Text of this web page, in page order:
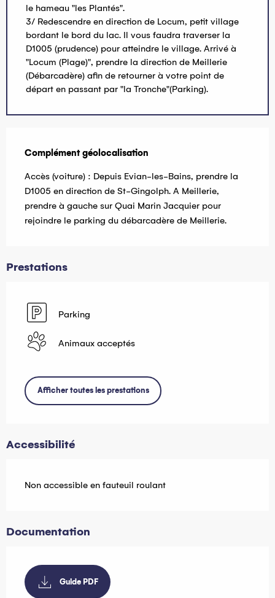
le hameau "les Plantés".
3/ Redescendre en direction de Locum, petit village
bordant le bord du lac. Il vous faudra traverser la
D1005 (prudence) pour atteindre le village. Arrivé à
"Locum (Plage)", prendre la direction de Meillerie
(Débarcadère) afin de retourner à votre point de
départ en passant par "la Tronche"(Parking).
Complément géolocalisation
Complément géolocalisation
Accès (voiture) : Depuis Evian-les-Bains, prendre la
D1005 en direction de St-Gingolph. A Meillerie,
prendre à gauche sur Quai Marin Jacquier pour
rejoindre le parking du débarcadère de Meillerie.
Prestations
Parking
Animaux acceptés
Afficher toutes les prestations
Accessibilité
Non accessible en fauteuil roulant
Documentation
Guide PDF